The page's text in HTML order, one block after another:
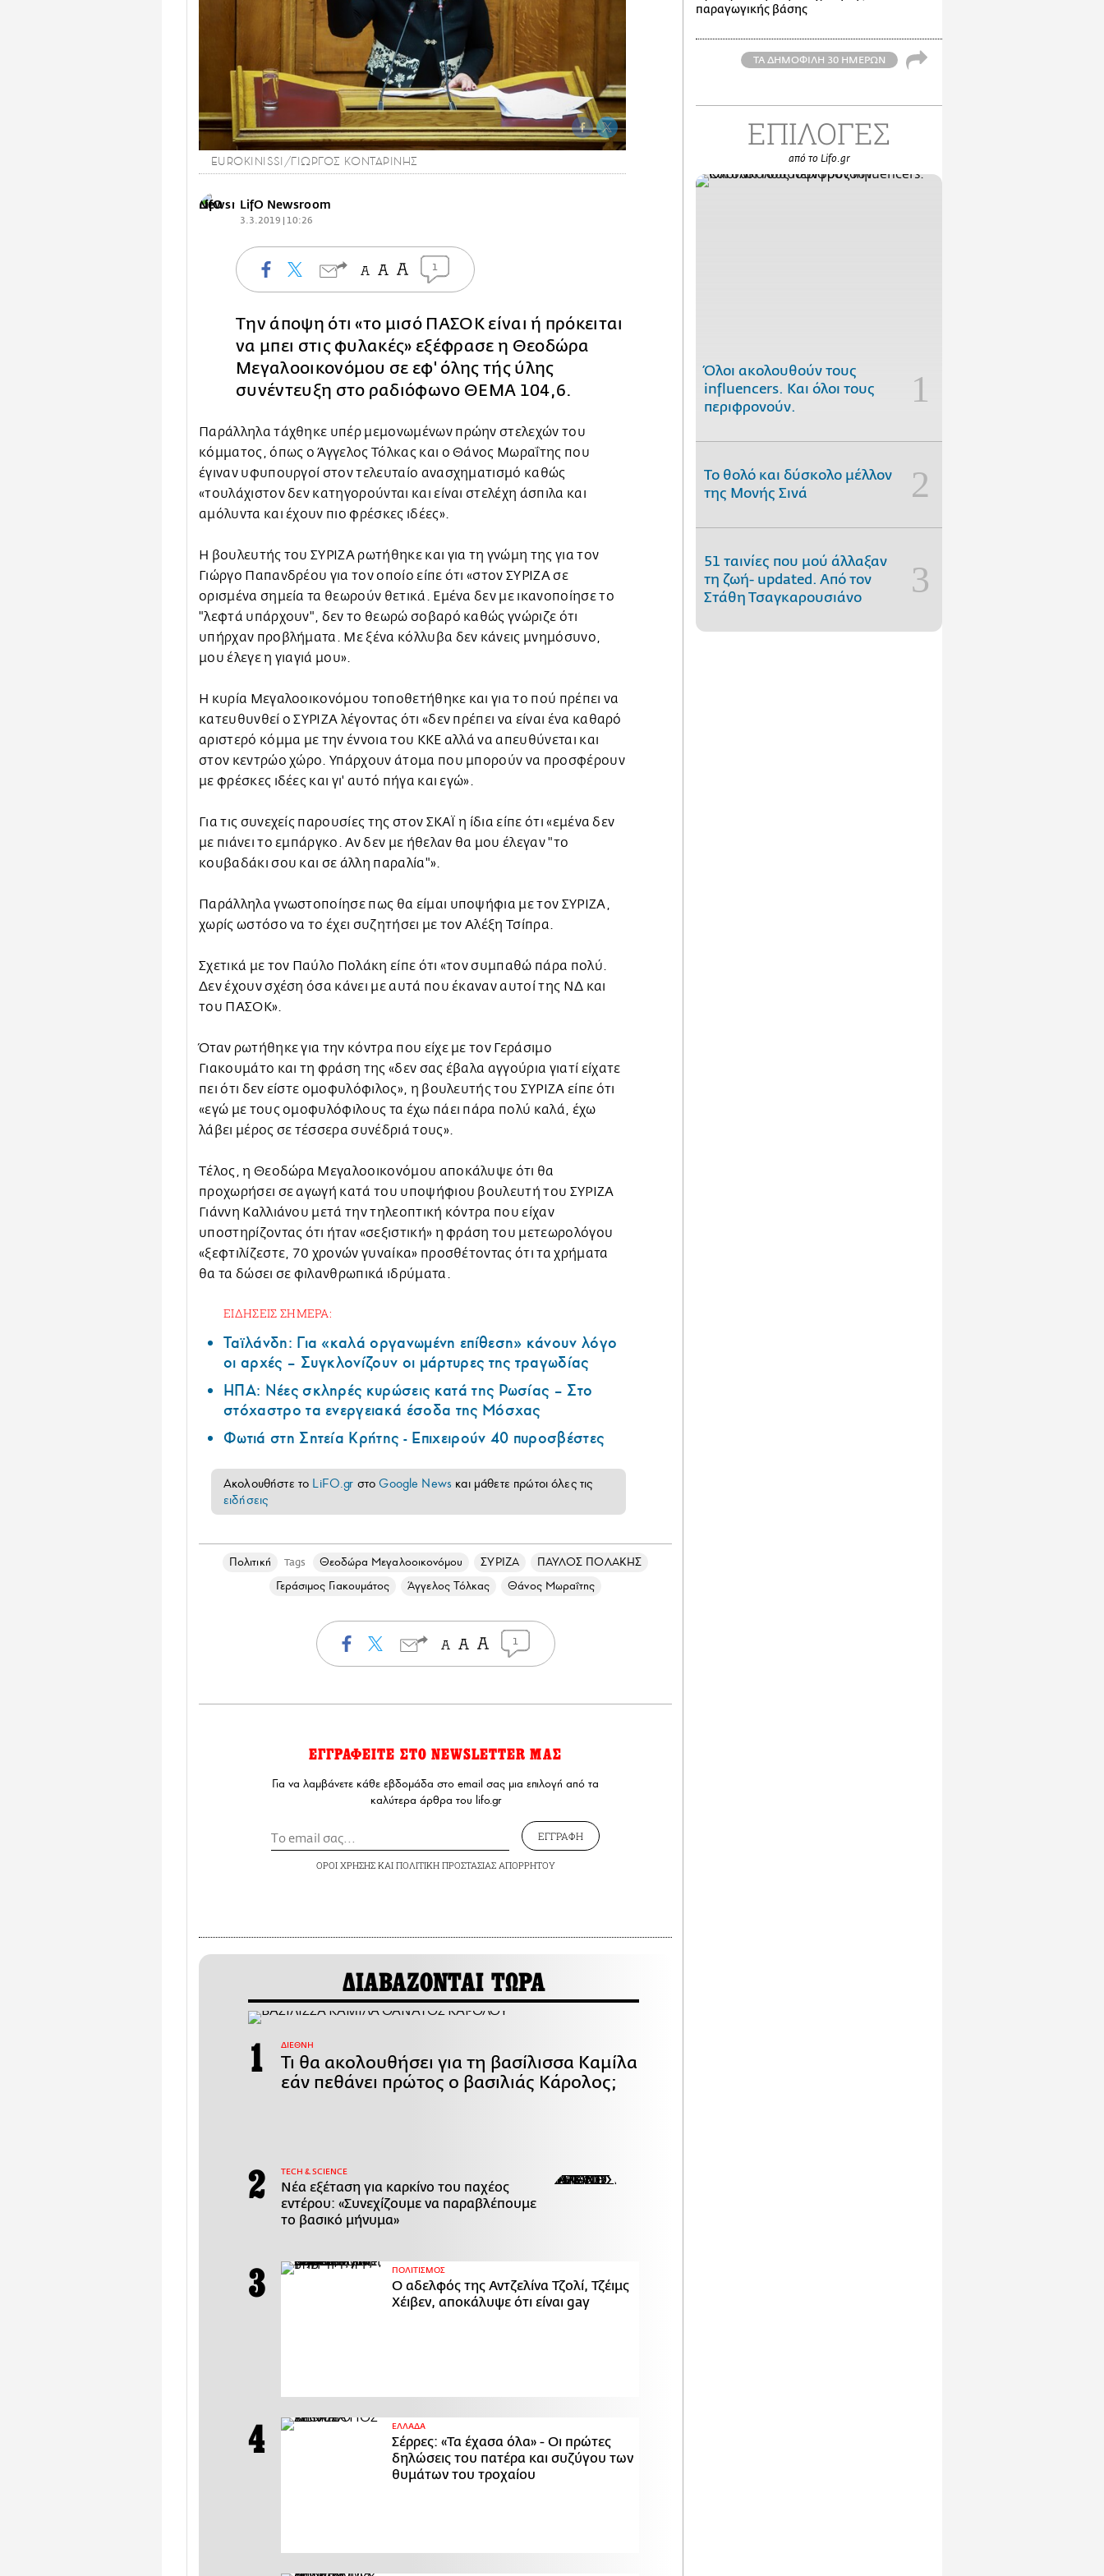
EUROKINISSI/ΓΙΩΡΓΟΣ ΚΟΝΤΑΡΙΝΗΣ
LifO Newsroom
3.3.2019 | 10:26
1
Την άποψη ότι «το μισό ΠΑΣΟΚ είναι ή πρόκειται
να μπει στις φυλακές» εξέφρασε η Θεοδώρα
Μεγαλοοικονόμου σε εφ' όλης τής ύλης
συνέντευξη στο ραδιόφωνο ΘΕΜΑ 104,6.
Παράλληλα τάχθηκε υπέρ μεμονωμένων πρώην στελεχών του
κόμματος, όπως ο Άγγελος Τόλκας και ο Θάνος Μωραΐτης που
έγιναν υφυπουργοί στον τελευταίο ανασχηματισμό καθώς
«τουλάχιστον δεν κατηγορούνται και είναι στελέχη άσπιλα και
αμόλυντα και έχουν πιο φρέσκες ιδέες».
Η βουλευτής του ΣΥΡΙΖΑ ρωτήθηκε και για τη γνώμη της για τον
Γιώργο Παπανδρέου για τον οποίο είπε ότι «στον ΣΥΡΙΖΑ σε
ορισμένα σημεία τα θεωρούν θετικά. Εμένα δεν με ικανοποίησε το
"λεφτά υπάρχουν", δεν το θεωρώ σοβαρό καθώς γνώριζε ότι
υπήρχαν προβλήματα. Με ξένα κόλλυβα δεν κάνεις μνημόσυνο,
μου έλεγε η γιαγιά μου».
Η κυρία Μεγαλοοικονόμου τοποθετήθηκε και για το πού πρέπει να
κατευθυνθεί ο ΣΥΡΙΖΑ λέγοντας ότι «δεν πρέπει να είναι ένα καθαρό
αριστερό κόμμα με την έννοια του ΚΚΕ αλλά να απευθύνεται και
στον κεντρώο χώρο. Υπάρχουν άτομα που μπορούν να προσφέρουν
με φρέσκες ιδέες και γι' αυτό πήγα και εγώ».
Για τις συνεχείς παρουσίες της στον ΣΚΑΪ η ίδια είπε ότι «εμένα δεν
με πιάνει το εμπάργκο. Αν δεν με ήθελαν θα μου έλεγαν "το
κουβαδάκι σου και σε άλλη παραλία"».
Παράλληλα γνωστοποίησε πως θα είμαι υποψήφια με τον ΣΥΡΙΖΑ,
χωρίς ωστόσο να το έχει συζητήσει με τον Αλέξη Τσίπρα.
Σχετικά με τον Παύλο Πολάκη είπε ότι «τον συμπαθώ πάρα πολύ.
Δεν έχουν σχέση όσα κάνει με αυτά που έκαναν αυτοί της ΝΔ και
του ΠΑΣΟΚ».
Όταν ρωτήθηκε για την κόντρα που είχε με τον Γεράσιμο
Γιακουμάτο και τη φράση της «δεν σας έβαλα αγγούρια γιατί είχατε
πει ότι δεν είστε ομοφυλόφιλος», η βουλευτής του ΣΥΡΙΖΑ είπε ότι
«εγώ με τους ομοφυλόφιλους τα έχω πάει πάρα πολύ καλά, έχω
λάβει μέρος σε τέσσερα συνέδριά τους».
Τέλος, η Θεοδώρα Μεγαλοοικονόμου αποκάλυψε ότι θα
προχωρήσει σε αγωγή κατά του υποψήφιου βουλευτή του ΣΥΡΙΖΑ
Γιάννη Καλλιάνου μετά την τηλεοπτική κόντρα που είχαν
υποστηρίζοντας ότι ήταν «σεξιστική» η φράση του μετεωρολόγου
«ξεφτιλίζεστε, 70 χρονών γυναίκα» προσθέτοντας ότι τα χρήματα
θα τα δώσει σε φιλανθρωπικά ιδρύματα.
ΕΙΔΗΣΕΙΣ ΣΗΜΕΡΑ:
Ταϊλάνδη: Για «καλά οργανωμένη επίθεση» κάνουν λόγο
οι αρχές – Συγκλονίζουν οι μάρτυρες της τραγωδίας
ΗΠΑ: Nέες σκληρές κυρώσεις κατά της Ρωσίας – Στο
στόχαστρο τα ενεργειακά έσοδα της Μόσχας
Φωτιά στη Σητεία Κρήτης - Επιχειρούν 40 πυροσβέστες
Ακολουθήστε το LiFO.gr στοGoogle News και μάθετε πρώτοι όλες τις
ειδήσεις
Πολιτική Tags Θεοδώρα Μεγαλοοικονόμου ΣΥΡΙΖΑ
ΠΑΥΛΟΣ ΠΟΛΑΚΗΣ
Γεράσιμος Γιακουμάτος
Άγγελος Τόλκας Θάνος Μωραΐτης
1
ΕΓΓΡΑΦΕΙΤΕ ΣΤΟ NEWSLETTER ΜΑΣ
Για να λαμβάνετε κάθε εβδομάδα στο email σας μια επιλογή από τα
καλύτερα άρθρα του lifo.gr
ΕΓΓΡΑΦΗ
ΟΡΟΙ ΧΡΗΣΗΣΚΑΙ ΠΟΛΙΤΙΚΗ ΠΡΟΣΤΑΣΙΑΣ ΑΠΟΡΡΗΤΟΥ
ΔΙΑΒΑΖΟΝΤΑΙ ΤΩΡΑ
ΔΙΕΘΝΗ
Τι θα ακολουθήσει για τη βασίλισσα Καμίλα
εάν πεθάνει πρώτος ο βασιλιάς Κάρολος;
ΤECH & SCIENCE
Νέα εξέταση για καρκίνο του παχέος
εντέρου: «Συνεχίζουμε να παραβλέπουμε
το βασικό μήνυμα»
ΠΟΛΙΤΙΣΜΟΣ
Ο αδελφός της Αντζελίνα Τζολί, Τζέιμς
Χέιβεν, αποκάλυψε ότι είναι gay
ΕΛΛΑΔΑ
Σέρρες: «Τα έχασα όλα» - Οι πρώτες
δηλώσεις του πατέρα και συζύγου των
θυμάτων του τροχαίου
παραγωγικής βάσης
ΤΑ ΔΗΜΟΦΙΛΗ 30 ΗΜΕΡΩΝ
ΕΠΙΛΟΓΕΣ
από το Lifo.gr
Όλοι ακολουθούν τους
influencers. Και όλοι τους
περιφρονούν.
Το θολό και δύσκολο μέλλον
της Μονής Σινά
51 ταινίες που μού άλλαξαν
τη ζωή- updated. Aπό τον
Στάθη Τσαγκαρουσιάνο